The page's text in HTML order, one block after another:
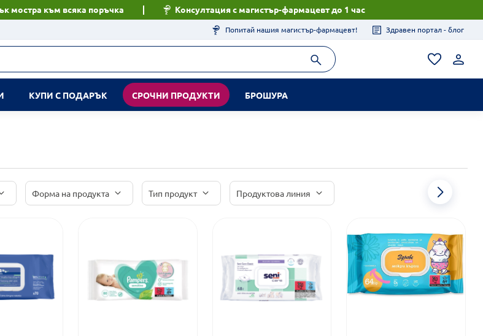
мостра към всяка поръчка Консултация с магистър-фармацевт до 1 час
Попитай нашия магистър-фармацевт! Здравен портал - блог
КУПИ С ПОДАРЪК СРОЧНИ ПРОДУКТИ БРОШУРА
Форма на продукта Тип продукт Продуктова линия